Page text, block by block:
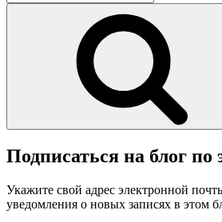
Подписаться на блог по
Укажите свой адрес электронной
уведомления о новых записях в этом